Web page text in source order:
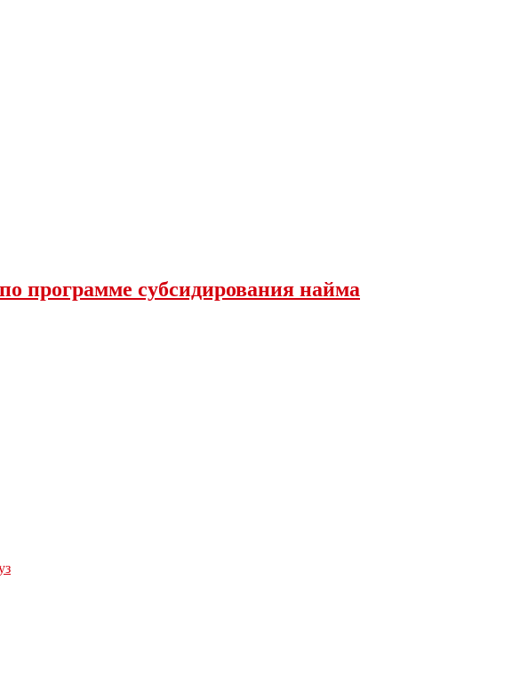
программе субсидирования найма